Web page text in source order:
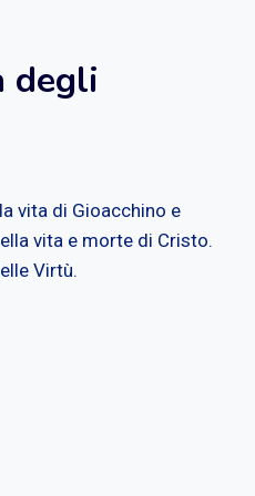
degli
vita di Gioacchino e
vita e morte di Cristo.
Virtù.